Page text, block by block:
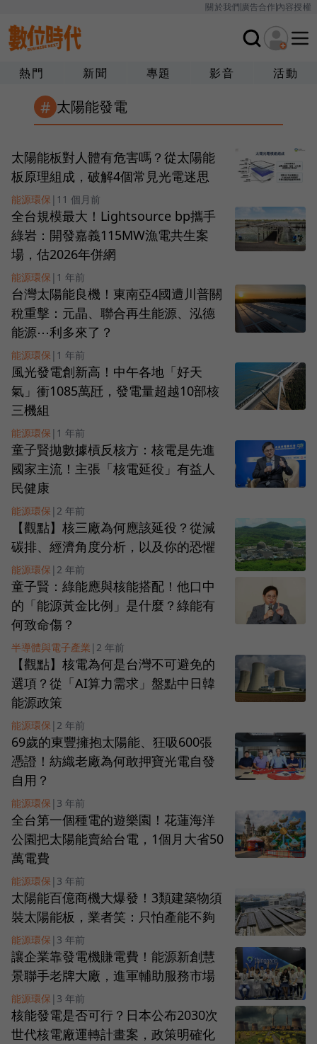
關於我們廣告合作內容授權
熱門 新聞 專題 影音 活動
# 太陽能發電
太陽能板對人體有危害嗎？從太陽能
板原理組成，破解4個常見光電迷思
能源環保 | 11 個月前
全台規模最大！Lightsource bp攜手
綠岩：開發嘉義115MW漁電共生案
場，估2026年併網
能源環保 | 1 年前
台灣太陽能良機！東南亞4國遭川普關
稅重擊：元晶、聯合再生能源、泓德
能源⋯利多來了？
能源環保 | 1 年前
風光發電創新高！中午各地「好天
氣」衝1085萬瓩，發電量超越10部核
三機組
能源環保 | 1 年前
童子賢拋數據槓反核方：核電是先進
國家主流！主張「核電延役」有益人
民健康
能源環保 | 2 年前
【觀點】核三廠為何應該延役？從減
碳排、經濟角度分析，以及你的恐懼
能源環保 | 2 年前
童子賢：綠能應與核能搭配！他口中
的「能源黃金比例」是什麼？綠能有
何致命傷？
半導體與電子產業 | 2 年前
【觀點】核電為何是台灣不可避免的
選項？從「AI算力需求」盤點中日韓
能源政策
能源環保 | 2 年前
69歲的東豐擁抱太陽能、狂吸600張
憑證！紡織老廠為何敢押寶光電自發
自用？
能源環保 | 3 年前
全台第一個種電的遊樂園！花蓮海洋
公園把太陽能賣給台電，1個月大省50
萬電費
能源環保 | 3 年前
太陽能百億商機大爆發！3類建築物須
裝太陽能板，業者笑：只怕產能不夠
能源環保 | 3 年前
讓企業靠發電機賺電費！能源新創慧
景聯手老牌大廠，進軍輔助服務市場
能源環保 | 3 年前
核能發電是否可行？日本公布2030次
世代核電廠運轉計畫案，政策明確化